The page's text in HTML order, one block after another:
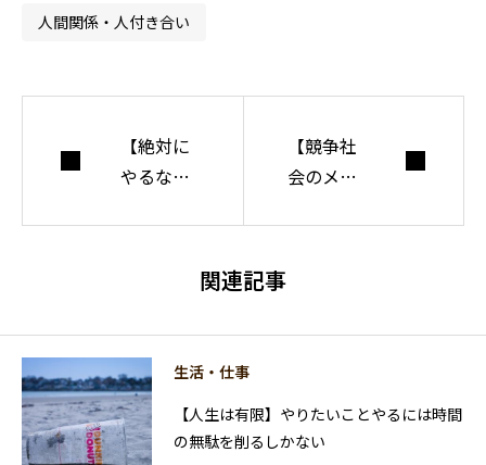
人間関係・人付き合い
【絶対に
やるな】
【競争社
会のメリ
分にしよ
関連記事
生活・仕事
【人生は有限】やりたいことやるには時間
の無駄を削るしかない